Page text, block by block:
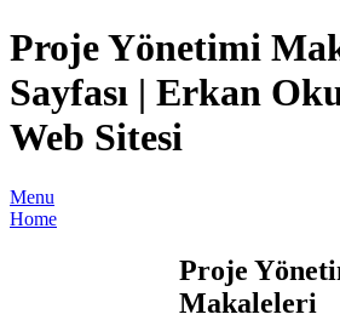
Proje Yönetimi
Sayfası | Erkan
Web Sitesi
Menu
Home
Proje
Makaleleri